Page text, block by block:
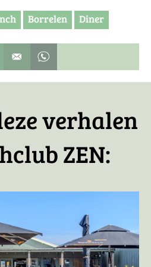
Borrelen Diner
aan favorieten
dit op twitter
Deel dit op pinterest
verhalen
ZEN: